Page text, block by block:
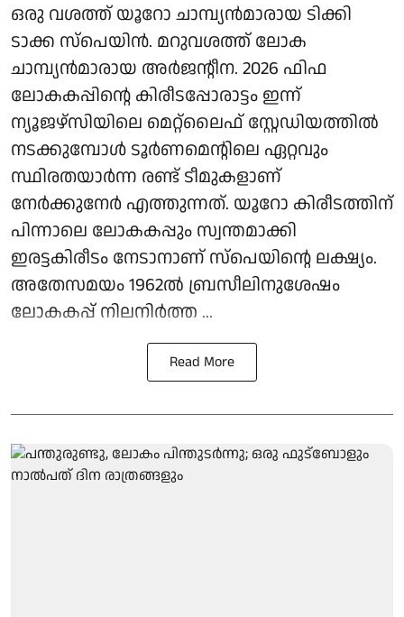
ഒരു വശത്ത് യൂറോ ചാമ്പ്യൻമാരായ ടിക്കി
ടാക്ക സ്പെയിൻ. മറുവശത്ത് ലോക
ചാമ്പ്യൻമാരായ അർജന്റീന. 2026 ഫിഫ
ലോകകപ്പിന്റെ കിരീടപ്പോരാട്ടം ഇന്ന്
ന്യൂജഴ്‌സിയിലെ മെറ്റ്‌ലൈഫ് സ്റ്റേഡിയത്തിൽ
നടക്കുമ്പോൾ ടൂർണമെന്റിലെ ഏറ്റവും
സ്ഥിരതയാർന്ന രണ്ട് ടീമുകളാണ്
നേർക്കുനേർ എത്തുന്നത്. യൂറോ കിരീടത്തിന്
പിന്നാലെ ലോകകപ്പും സ്വന്തമാക്കി
ഇരട്ടകിരീടം നേടാനാണ് സ്പെയിന്റെ ലക്ഷ്യം.
അതേസമയം 1962ൽ ബ്രസീലിനുശേഷം
ലോകകപ്പ് നിലനിർത്ത ...
Read More